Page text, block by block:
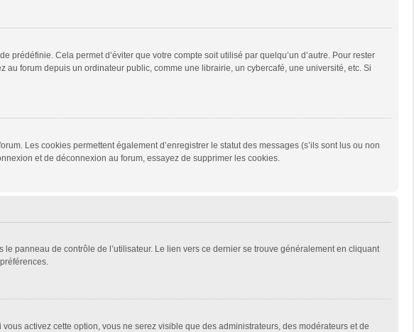
Cela permet d’éviter que votre compte soit utilisé par quelqu’un d’autre. Pour rester
forum depuis un ordinateur public, comme une librairie, un cybercafé, une université, etc. Si
Les cookies permettent également d’enregistrer le statut des messages (s’ils sont lus ou non
et de déconnexion au forum, essayez de supprimer les cookies.
panneau de contrôle de l’utilisateur. Le lien vers ce dernier se trouve généralement en cliquant
activez cette option, vous ne serez visible que des administrateurs, des modérateurs et de